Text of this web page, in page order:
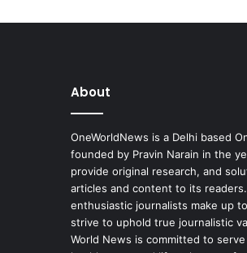
About
OneWorldNews is a Delhi based
founded by Pravin Narain in the
provide original research, and
articles and content to its
enthusiastic journalists make up
strive to uphold true journalistic
World News is committed to